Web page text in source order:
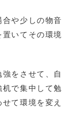
や少しの物音
いてその環境
をさせて、自
で集中して勉
て環境を変え